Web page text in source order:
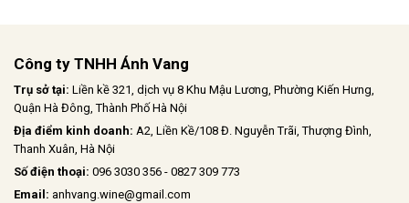
Công ty TNHH Ánh Vang
Trụ sở tại: Liền kề 321, dịch vụ 8 Khu Mậu Lương, Phường Kiến Hưng,
Quận Hà Đông, Thành Phố Hà Nội
Địa điểm kinh doanh: A2, Liền Kề/108 Đ. Nguyễn Trãi, Thượng Đình,
Thanh Xuân, Hà Nội
Số điện thoại: 096 3030 356 - 0827 309 773
Email: anhvang.wine@gmail.com